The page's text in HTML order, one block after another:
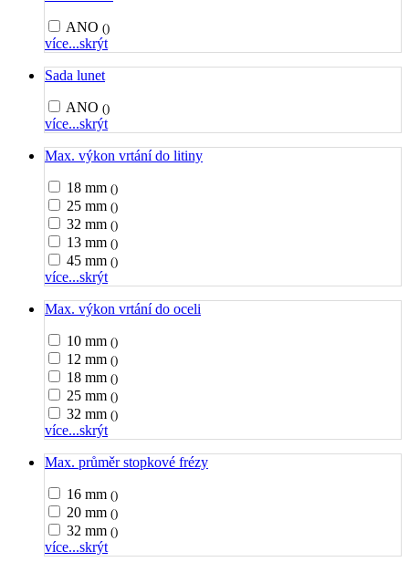
ANO ()
více...skrýt
Sada lunet
ANO ()
více...skrýt
Max. výkon vrtání do litiny
18 mm ()
25 mm ()
32 mm ()
13 mm ()
45 mm ()
více...skrýt
Max. výkon vrtání do oceli
10 mm ()
12 mm ()
18 mm ()
25 mm ()
32 mm ()
více...skrýt
Max. průměr stopkové frézy
16 mm ()
20 mm ()
32 mm ()
více...skrýt